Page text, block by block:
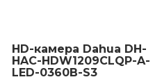
HD-камера Dahua DH-
HAC-HDW1209CLQP-A-
LED-0360B-S3